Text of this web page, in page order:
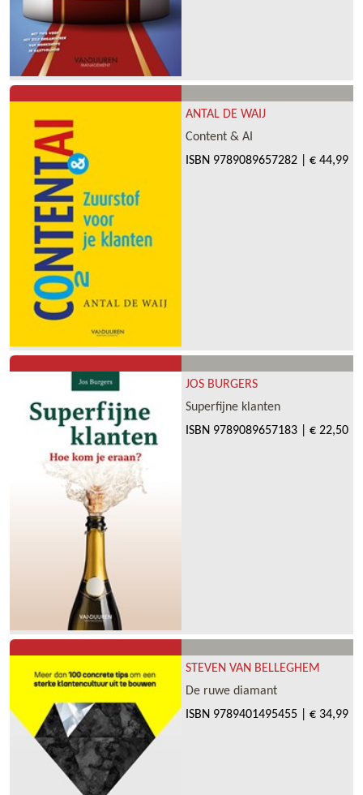
ANTAL DE WAIJ
Content & AI
ISBN 9789089657282 € 44,99
JOS BURGERS
Superfijne klanten
ISBN 9789089657183 € 22,50
STEVEN VAN BELLEGHEM
De ruwe diamant
ISBN 9789401495455 € 34,99